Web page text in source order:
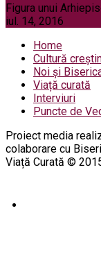
Figura unui
iul. 14, 2016
Home
Cultură
Noi și
Viață curată
Interviuri
Puncte de
Proiect media
colaborare cu
Viață Curată ©